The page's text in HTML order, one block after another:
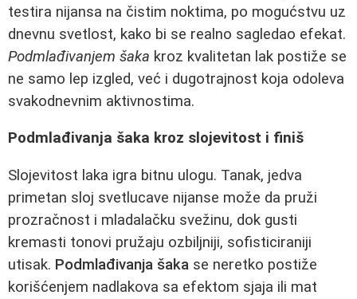
testira nijansa na čistim noktima, po mogućstvu uz
dnevnu svetlost, kako bi se realno sagledao efekat.
Podmlađivanjem šaka kroz kvalitetan lak postiže se
ne samo lep izgled, već i dugotrajnost koja odoleva
svakodnevnim aktivnostima.
Podmlađivanja šaka kroz slojevitost i finiš
Slojevitost laka igra bitnu ulogu. Tanak, jedva
primetan sloj svetlucave nijanse može da pruži
prozračnost i mladalačku svežinu, dok gusti
kremasti tonovi pružaju ozbiljniji, sofisticiraniji
utisak. Podmlađivanja šaka se neretko postiže
korišćenjem nadlakova sa efektom sjaja ili mat